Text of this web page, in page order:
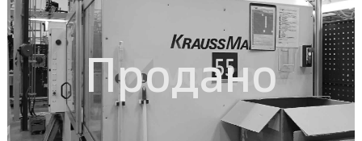
Продано